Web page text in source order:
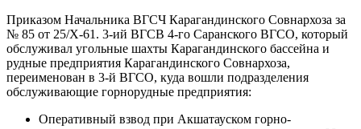
Приказом Начальника ВГСЧ Карагандинского Совнархоза за
№ 85 от 25/Х-61. 3-ий ВГСВ 4-го Саранского ВГСО, который
обслуживал угольные шахты Карагандинского бассейна и
рудные предприятия Карагандинского Совнархоза,
переименован в 3-й ВГСО, куда вошли подразделения
обслуживающие горнорудные предприятия:
Оперативный взвод при Акшатауском горно-